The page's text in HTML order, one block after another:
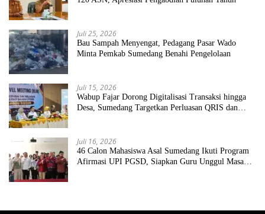
Juli 25, 2026
Bau Sampah Menyengat, Pedagang Pasar Wado
Minta Pemkab Sumedang Benahi Pengelolaan
Juli 15, 2026
Wabup Fajar Dorong Digitalisasi Transaksi hingga
Desa, Sumedang Targetkan Perluasan QRIS dan
Juli 16, 2026
46 Calon Mahasiswa Asal Sumedang Ikuti Program
Afirmasi UPI PGSD, Siapkan Guru Unggul Masa